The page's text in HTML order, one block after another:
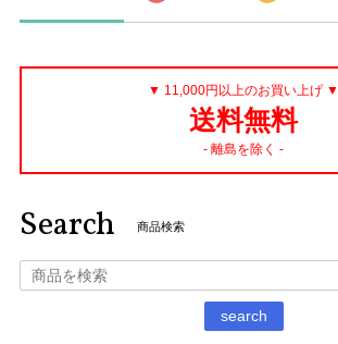
▼ 11,000円以上のお買い上げ ▼
送料無料
- 離島を除く -
Search 商品検索
search